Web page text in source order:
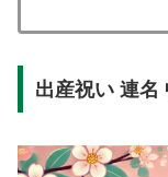
出産祝い 連名